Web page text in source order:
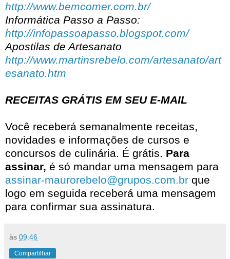
http://www.bemcomer.com.br/
Informática Passo a Passo:
http://infopassoapasso.blogspot.com/
Apostilas de Artesanato
http://www.martinsrebelo.com/artesanato/art
esanato.htm
RECEITAS GRÁTIS EM SEU E-MAIL
Você receberá semanalmente receitas,
novidades e informações de cursos e
concursos de culinária. É grátis. Para
assinar, é só mandar uma mensagem para
assinar-maurorebelo@grupos.com.br que
logo em seguida receberá uma mensagem
para confirmar sua assinatura.
às 09:46
Compartilhar